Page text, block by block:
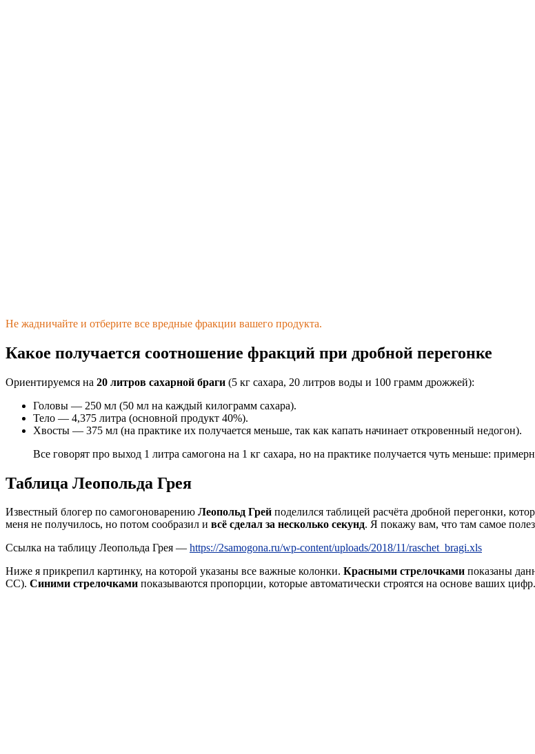
Не жадничайте и отберите все вредные фракции вашего продукта.
Какое получается соотношение фракций при дробной перегонке
Ориентируемся на 20 литров сахарной браги (5 кг сахара, 20 литров воды и 100 грамм дрожжей):
Головы — 250 мл (50 мл на каждый килограмм сахара).
Тело — 4,375 литра (основной продукт 40%).
Хвосты — 375 мл (на практике их получается меньше, так как капать начинает откровенный недогон).
Все говорят про выход 1 литра самогона на 1 кг сахара, но на практике получается чуть меньше:
Таблица Леопольда Грея
Известный блогер по самогоноварению Леопольд Грей поделился таблицей расчёта дробной перегонки,
меня не получилось, но потом сообразил и всё сделал за несколько секунд. Я покажу вам, что там самое
Ссылка на таблицу Леопольда Грея — https://2samogona.ru/wp-content/uploads/2018/11/raschet_bragi.xls
Ниже я прикрепил картинку, на которой указаны все важные колонки. Красными стрелочками показаны
СС). Синими стрелочками показываются пропорции, которые автоматически строятся на основе ваших цифр.